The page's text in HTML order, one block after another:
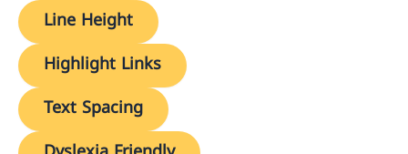
Line Height
Highlight Links
Text Spacing